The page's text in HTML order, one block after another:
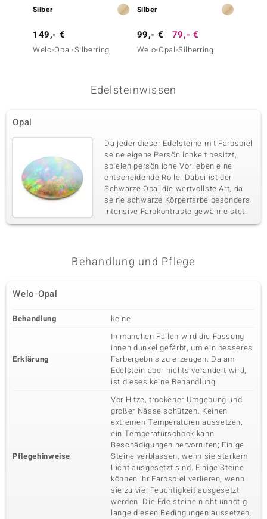
Silber
149,- €
Welo-Opal-Silberring
Silber
99,- € 79,- €
Welo-Opal-Silberring
Edelsteinwissen
Opal
Da jeder dieser Edelsteine mit Farbspiel
seine eigene Persönlichkeit besitzt,
spielen persönliche Vorlieben eine
entscheidende Rolle. Dabei ist der
Schwarze Opal die wertvollste Art, da
seine schwarze Körperfarbe besonders
intensive Farbkontraste gewährleistet.
Behandlung und Pflege
Welo-Opal
Behandlung keine
Erklärung
In manchen Fällen wird die Fassung
innen dunkel gefärbt, um ein besseres
Farbergebnis zu erzeugen. Da am
Edelstein aber nichts verändert wird,
ist dieses keine Behandlung
Pflegehinweise
Vor Hitze, trockener Umgebung und
großer Nässe schützen. Keinen
extremen Temperaturen aussetzen,
ein Temperaturschock kann
Beschädigungen hervorrufen; Einige
Steine verblassen, wenn sie starkem
Licht ausgesetzt sind. Einige Steine
können ihr Farbspiel verlieren, wenn
sie zu viel Feuchtigkeit ausgesetzt
werden. Die Edelsteine nicht unnötig
lange diesen Bedingungen aussetzen.